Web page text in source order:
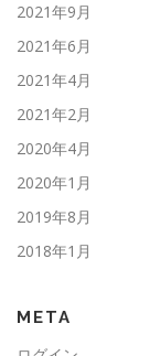
2021年9月
2021年6月
2021年4月
2021年2月
2020年4月
2020年1月
2019年8月
2018年1月
META